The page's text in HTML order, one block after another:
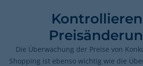
Die Überwachung der Preise von
Shopping ist ebenso wichtig wie die